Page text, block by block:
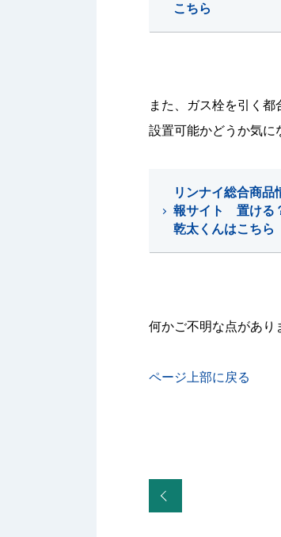
こちら
また、ガス栓を引く都
設置可能かどうか気に
リンナイ総合商品
報サイト 置ける
乾太くんはこちら
何かご不明な点があり
ページ上部に戻る